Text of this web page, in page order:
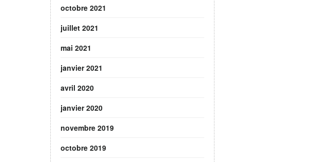
octobre 2021
juillet 2021
mai 2021
janvier 2021
avril 2020
janvier 2020
novembre 2019
octobre 2019